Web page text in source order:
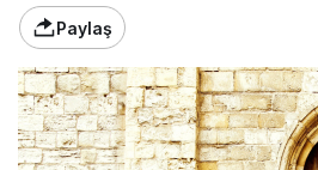
Paylaş